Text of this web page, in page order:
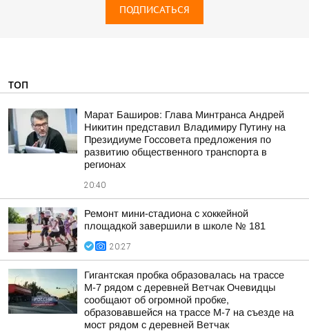
ПОДПИСАТЬСЯ
ТОП
Марат Баширов: Глава Минтранса Андрей
Никитин представил Владимиру Путину на
Президиуме Госсовета предложения по
развитию общественного транспорта в
регионах
20:40
Ремонт мини-стадиона с хоккейной
площадкой завершили в школе № 181
20:27
Гигантская пробка образовалась на трассе
М-7 рядом с деревней Ветчак Очевидцы
сообщают об огромной пробке,
образовавшейся на трассе М-7 на съезде на
мост рядом с деревней Ветчак